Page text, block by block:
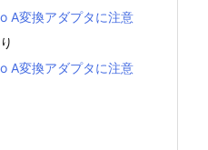
A変換アダプタに注意
A変換アダプタに注意